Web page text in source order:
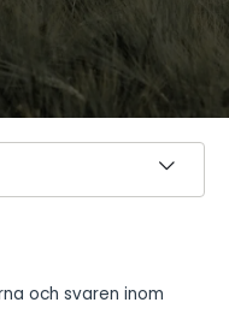
och svaren inom